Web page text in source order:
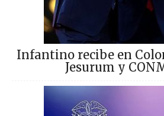
Infantino recibe en
Jesurum y